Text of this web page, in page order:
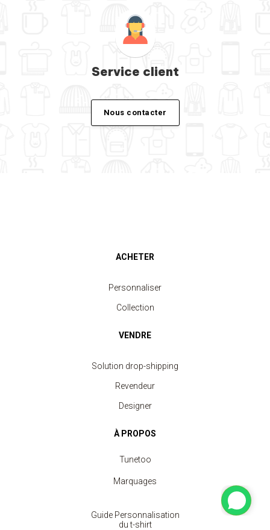
Service client
Nous contacter
ACHETER
Personnaliser
Collection
VENDRE
Solution drop-shipping
Revendeur
Designer
À PROPOS
Tunetoo
Marquages
Guide Personnalisation
du t-shirt